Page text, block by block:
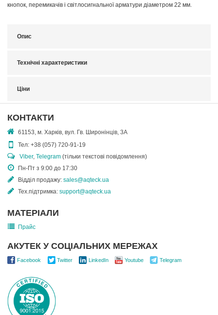
кнопок, перемикачів і світлосигнальної арматури діаметром 22 мм.
Опис
Технічні характеристики
Ціни
КОНТАКТИ
61153, м. Харків, вул. Гв. Широнінців, 3А
Тел: +38 (057) 720-91-19
Viber, Telegram (тільки текстові повідомлення)
Пн-Пт з 9:00 до 17:30
Відділ продажу: sales@aqteck.ua
Тех.підтримка: support@aqteck.ua
МАТЕРІАЛИ
Прайс
АКУТЕК У СОЦІАЛЬНИХ МЕРЕЖАХ
Facebook Twitter LinkedIn Youtube Telegram